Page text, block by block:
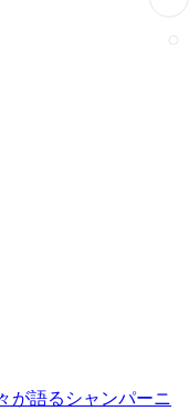
が語るシャンパーニ